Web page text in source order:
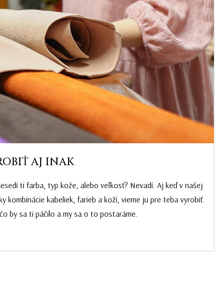
AJ INAK
ti farba, typ kože, alebo veľkosť? Nevadí. Aj keď v našej
kombinácie kabeliek, farieb a koží, vieme ju pre teba vyrobiť.
by sa ti páčilo a my sa o to postaráme.